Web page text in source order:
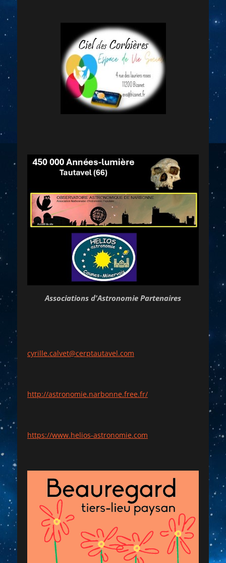
Associations d'Astronomie Partenaires
cyrille.calvet@cerptautavel.com
http://astronomie.narbonne.free.fr/
https://www.helios-astronomie.com